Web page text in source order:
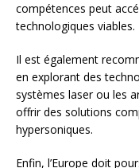
compétences peut
technologiques viables.
Il est également
en explorant des
systèmes laser ou les
offrir des solutions
hypersoniques.
Enfin, l’Europe doit